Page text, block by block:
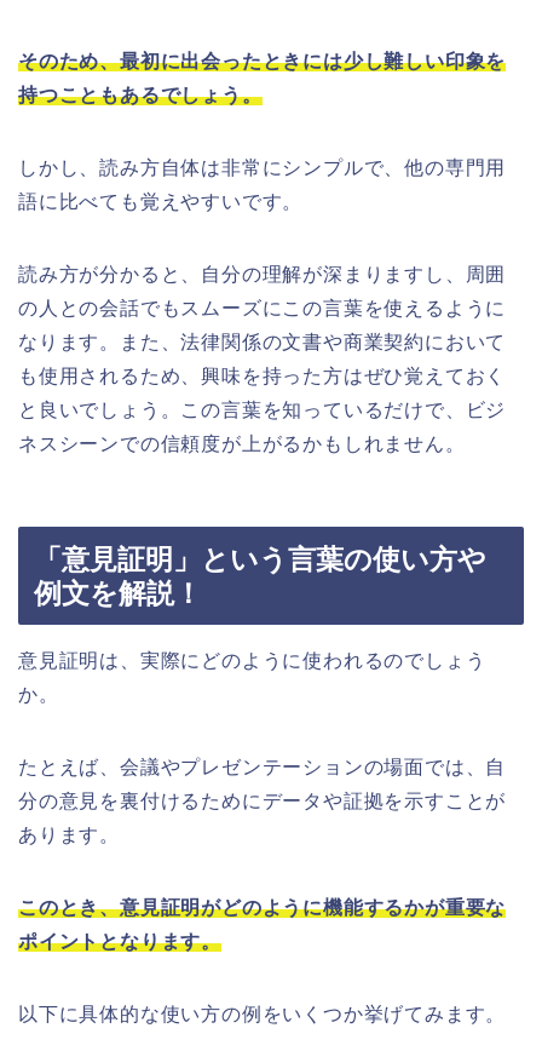
そのため、最初に出会ったときには少し難しい印象を
持つこともあるでしょう。
しかし、読み方自体は非常にシンプルで、他の専門用
語に比べても覚えやすいです。
読み方が分かると、自分の理解が深まりますし、周囲
の人との会話でもスムーズにこの言葉を使えるように
なります。また、法律関係の文書や商業契約において
も使用されるため、興味を持った方はぜひ覚えておく
と良いでしょう。この言葉を知っているだけで、ビジ
ネスシーンでの信頼度が上がるかもしれません。
「意見証明」という言葉の使い方や
例文を解説！
意見証明は、実際にどのように使われるのでしょう
か。
たとえば、会議やプレゼンテーションの場面では、自
分の意見を裏付けるためにデータや証拠を示すことが
あります。
このとき、意見証明がどのように機能するかが重要な
ポイントとなります。
以下に具体的な使い方の例をいくつか挙げてみます。